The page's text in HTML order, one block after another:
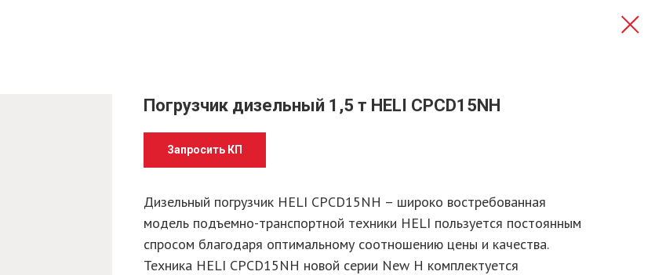
Погрузчик дизельный 1,5 т HELI CPСD15NH
Запросить КП
Дизельный погрузчик HELI CPCD15NH – широко востребованная
модель подъемно-транспортной техники HELI пользуется постоянным
спросом благодаря оптимальному соотношению цены и качества.
Техника HELI CPCD15NH новой серии New H комплектуется